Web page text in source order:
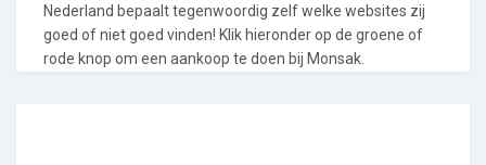
Nederland bepaalt tegenwoordig zelf welke websites zij
goed of niet goed vinden! Klik hieronder op de groene of
rode knop om een aankoop te doen bij Monsak.